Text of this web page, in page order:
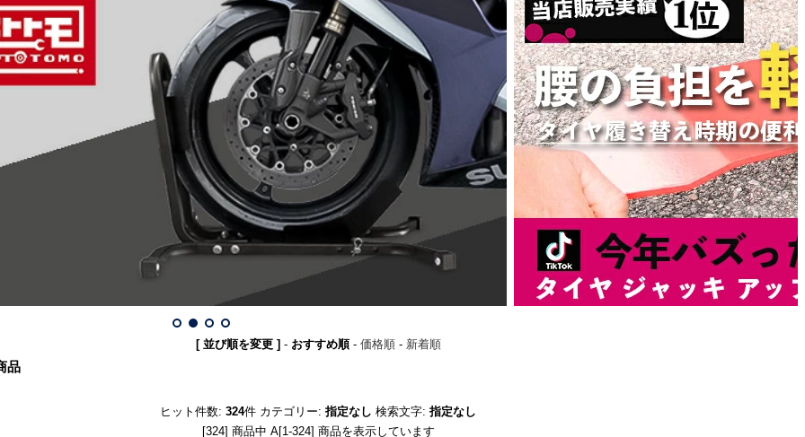
[ 並び順を変更 ]- おすすめ順- 価格順- 新着順
品
ヒット件数: 324件 カテゴリー: 指定なし 検索文字: 指定なし
[324] 商品中 A[1-324] 商品を表示しています